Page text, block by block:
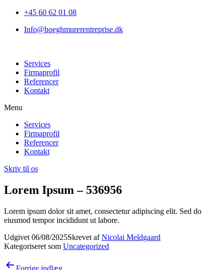
+45 60 62 01 08
Info@hoeghmurerentreprise.dk
Services
Firmaprofil
Referencer
Kontakt
Menu
Services
Firmaprofil
Referencer
Kontakt
Skriv til os
Lorem Ipsum – 536956
Lorem ipsum dolor sit amet, consectetur adipiscing elit. Sed do
eiusmod tempor incididunt ut labore.
Udgivet 06/08/2025Skrevet afNicolai Meldgaard
Kategoriseret som Uncategorized
Indlægsnavigation
Forrige indlæg